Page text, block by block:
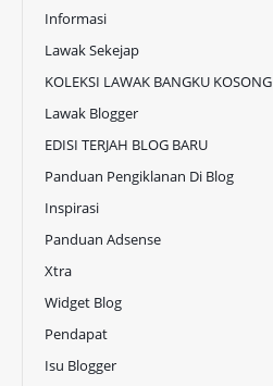
Informasi
Lawak Sekejap
KOLEKSI LAWAK BANGKU KOSONG
Lawak Blogger
EDISI TERJAH BLOG BARU
Panduan Pengiklanan Di Blog
Inspirasi
Panduan Adsense
Xtra
Widget Blog
Pendapat
Isu Blogger